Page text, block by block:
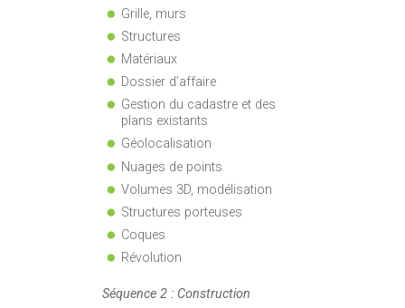
Grille, murs
Structures
Matériaux
Dossier d’affaire
Gestion du cadastre et des
plans existants
Géolocalisation
Nuages de points
Volumes 3D, modélisation
Structures porteuses
Coques
Révolution
Séquence 2 : Construction